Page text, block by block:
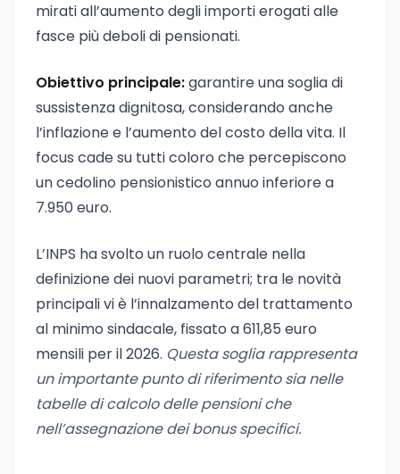
mirati all’aumento degli importi erogati alle
fasce più deboli di pensionati.
Obiettivo principale:garantire una soglia di
sussistenza dignitosa, considerando anche
l’inflazione e l’aumento del costo della vita. Il
focus cade su tutti coloro che percepiscono
un cedolino pensionistico annuo inferiore a
7.950 euro.
L’INPS ha svolto un ruolo centrale nella
definizione dei nuovi parametri; tra le novità
principali vi è l’innalzamento del trattamento
al minimo sindacale, fissato a 611,85 euro
mensili per il 2026. Questa soglia rappresenta
un importante punto di riferimento sia nelle
tabelle di calcolo delle pensioni che
nell’assegnazione dei bonus specifici.